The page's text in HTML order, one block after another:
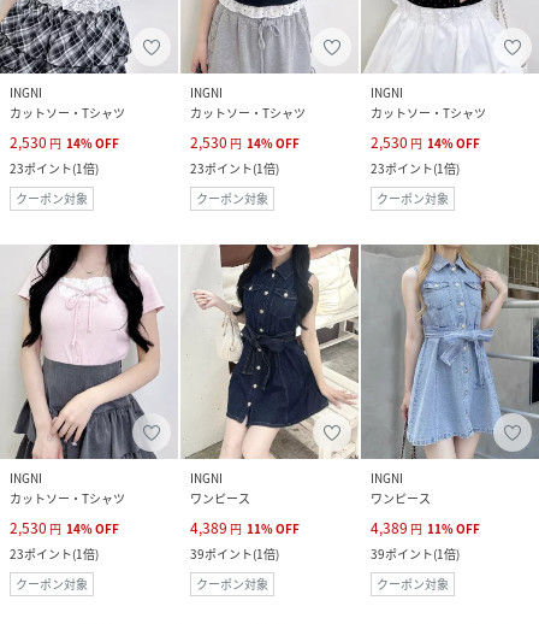
INGNI
カットソー・Tシャツ
2,530 円 14%OFF
23ポイント(1倍)
クーポン対象
INGNI
カットソー・Tシャツ
2,530 円 14%OFF
23ポイント(1倍)
クーポン対象
INGNI
カットソー・Tシャツ
2,530 円 14%OFF
23ポイント(1倍)
クーポン対象
INGNI
カットソー・Tシャツ
2,530 円 14%OFF
23ポイント(1倍)
クーポン対象
INGNI
ワンピース
4,389 円 11%OFF
39ポイント(1倍)
クーポン対象
INGNI
ワンピース
4,389 円 11%OFF
39ポイント(1倍)
クーポン対象